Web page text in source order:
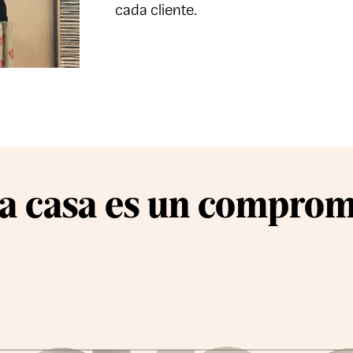
cada cliente.
casa es un